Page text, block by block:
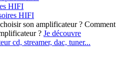
HIFI
HIFI
Comment
? Je découvre
cd, streamer, dac, tuner...